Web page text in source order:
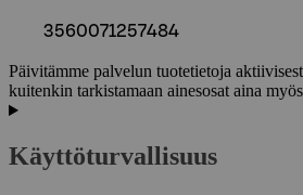
3560071257484
Päivitämme palvelun tuotetietoja
kuitenkin tarkistamaan ainesosat aina
Käyttöturvallisuus